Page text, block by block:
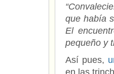
que había
El
pequeño y
Así pues,
en las